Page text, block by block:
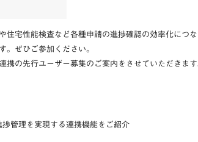
宅性能検査など各種申請の進捗確認の効率化につ
。ぜひご参加ください。
の先行ユーザー募集のご案内をさせていただきます
管理を実現する連携機能をご紹介